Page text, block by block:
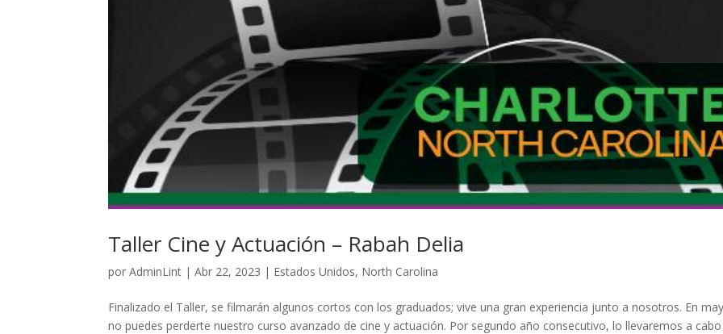
Taller Cine y Actuación – Rabah Delia
porAdminLint |Abr 22, 2023 | Estados Unidos, North Carolina
Finalizado el Taller, se filmarán algunos cortos con los graduados; vive una gran experiencia junto a nosotros. En
no puedes perderte nuestro curso avanzado de cine y actuación. Por segundo año consecutivo, lo llevaremos a